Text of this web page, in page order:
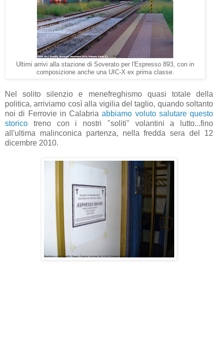
Ultimi arrivi alla stazione di Soverato per l'Espresso 893, con in
composizione anche una UIC-X ex prima classe.
Nel solito silenzio e menefreghismo quasi totale della
politica, arriviamo così alla vigilia del taglio, quando soltanto
noi di Ferrovie in Calabriaabbiamo voluto salutare questo
storico treno con i nostri "soliti" volantini a lutto...fino
all'ultima malinconica partenza, nella fredda sera del 12
dicembre 2010.